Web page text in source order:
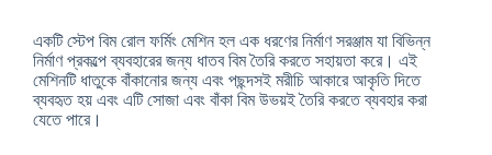
একটি স্টেপ বিম রোল ফর্মিং মেশিন হল এক ধরণের নির্মাণ সরঞ্জাম যা বিভিন্ন
নির্মাণ প্রকল্পে ব্যবহারের জন্য ধাতব বিম তৈরি করতে সহায়তা করে। এই
মেশিনটি ধাতুকে বাঁকানোর জন্য এবং পছন্দসই মরীচি আকারে আকৃতি দিতে
ব্যবহৃত হয় এবং এটি সোজা এবং বাঁকা বিম উভয়ই তৈরি করতে ব্যবহার করা
যেতে পারে।